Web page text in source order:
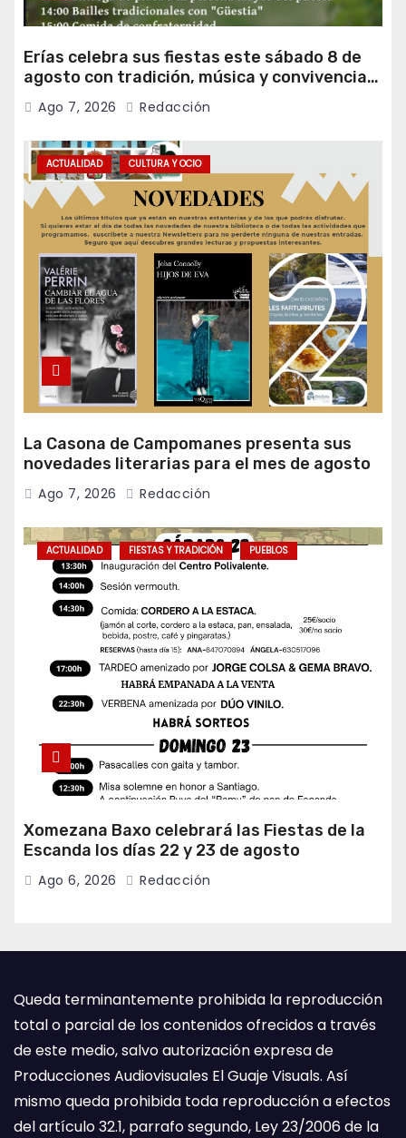
Erías celebra sus fiestas este sábado 8 de
agosto con tradición, música y convivencia
vecinal
Ago 7, 2026 Redacción
ACTUALIDAD CULTURA Y OCIO
La Casona de Campomanes presenta sus
novedades literarias para el mes de agosto
Ago 7, 2026 Redacción
ACTUALIDAD FIESTAS Y TRADICIÓN PUEBLOS
Xomezana Baxo celebrará las Fiestas de la
Escanda los días 22 y 23 de agosto
Ago 6, 2026 Redacción
Queda terminantemente prohibida la reproducción
total o parcial de los contenidos ofrecidos a través
de este medio, salvo autorización expresa de
Producciones Audiovisuales El Guaje Visuals. Así
mismo queda prohibida toda reproducción a efectos
del artículo 32.1, parrafo segundo, Ley 23/2006 de la